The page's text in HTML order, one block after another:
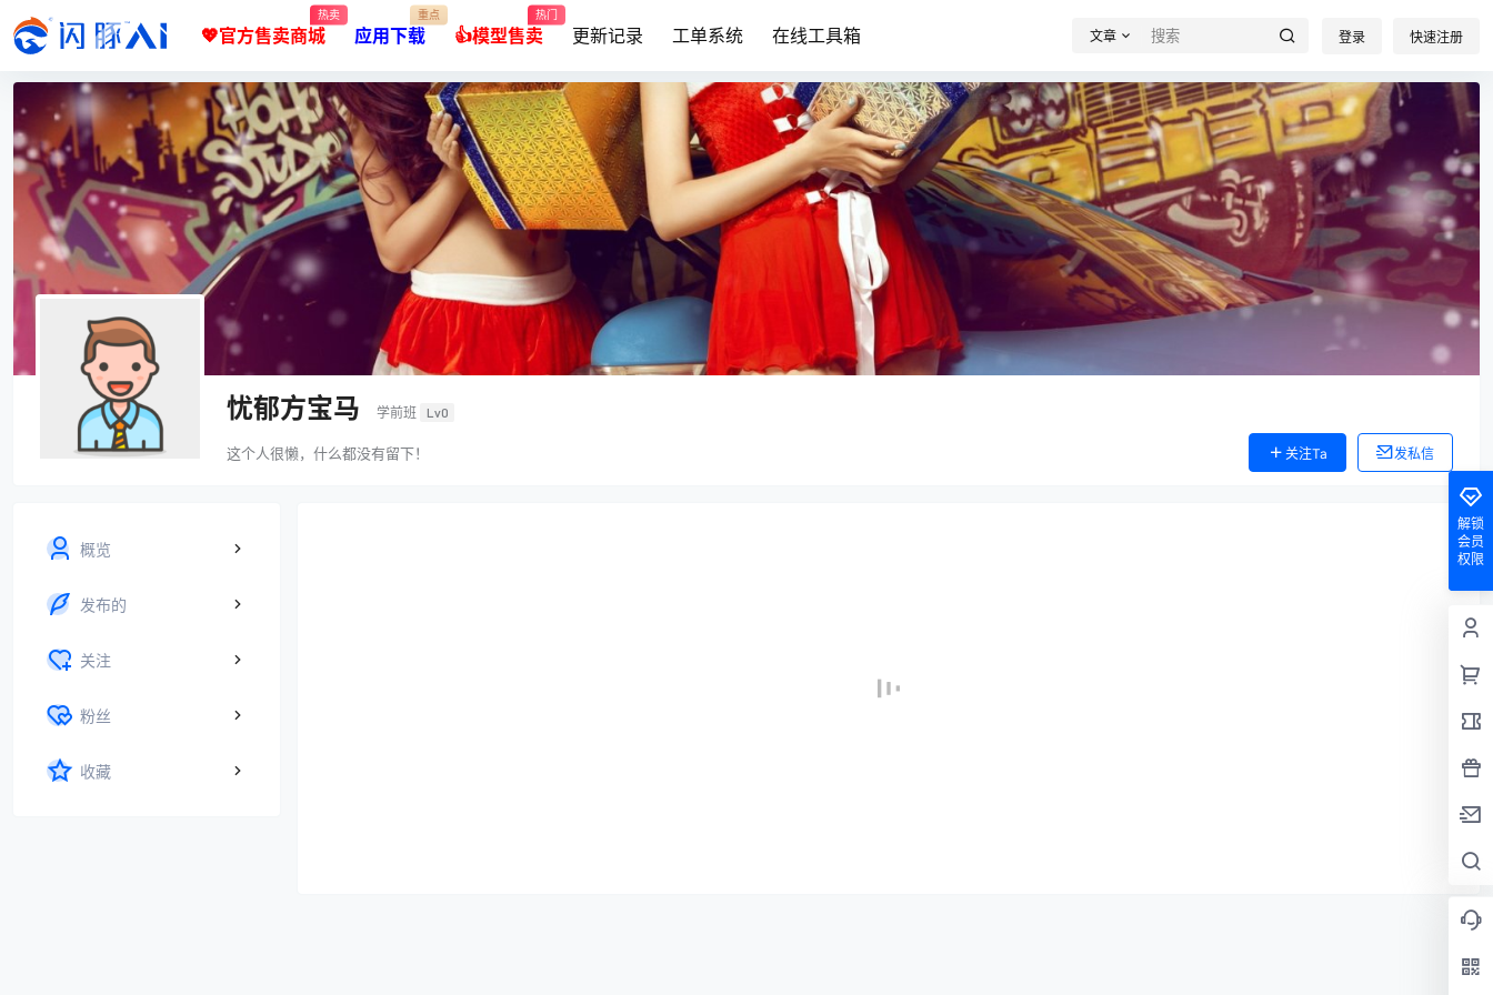
💖官方售卖商城
热卖
应用下载
重点
👍模型售卖
热门
更新记录 工单系统 在线工具箱 文章 登录 快速注册
忧郁方宝马 学前班 Lv0
这个人很懒，什么都没有留下！ 关注Ta 发私信
概览
发布的
关注
粉丝
收藏
解锁
会员
权限